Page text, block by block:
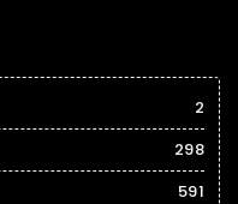
2
298
591